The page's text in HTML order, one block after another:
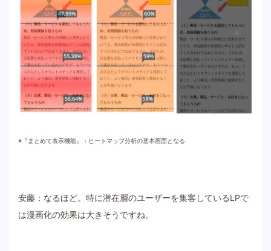
※『まとめて表示機能』：ヒートマップ分析の基本画面となる
安藤：なるほど。特に潜在層のユーザーを集客しているLPで
は漫画化の効果は大きそうですね。